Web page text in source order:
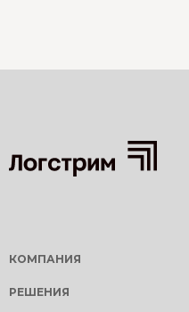
КОМПАНИЯ
РЕШЕНИЯ